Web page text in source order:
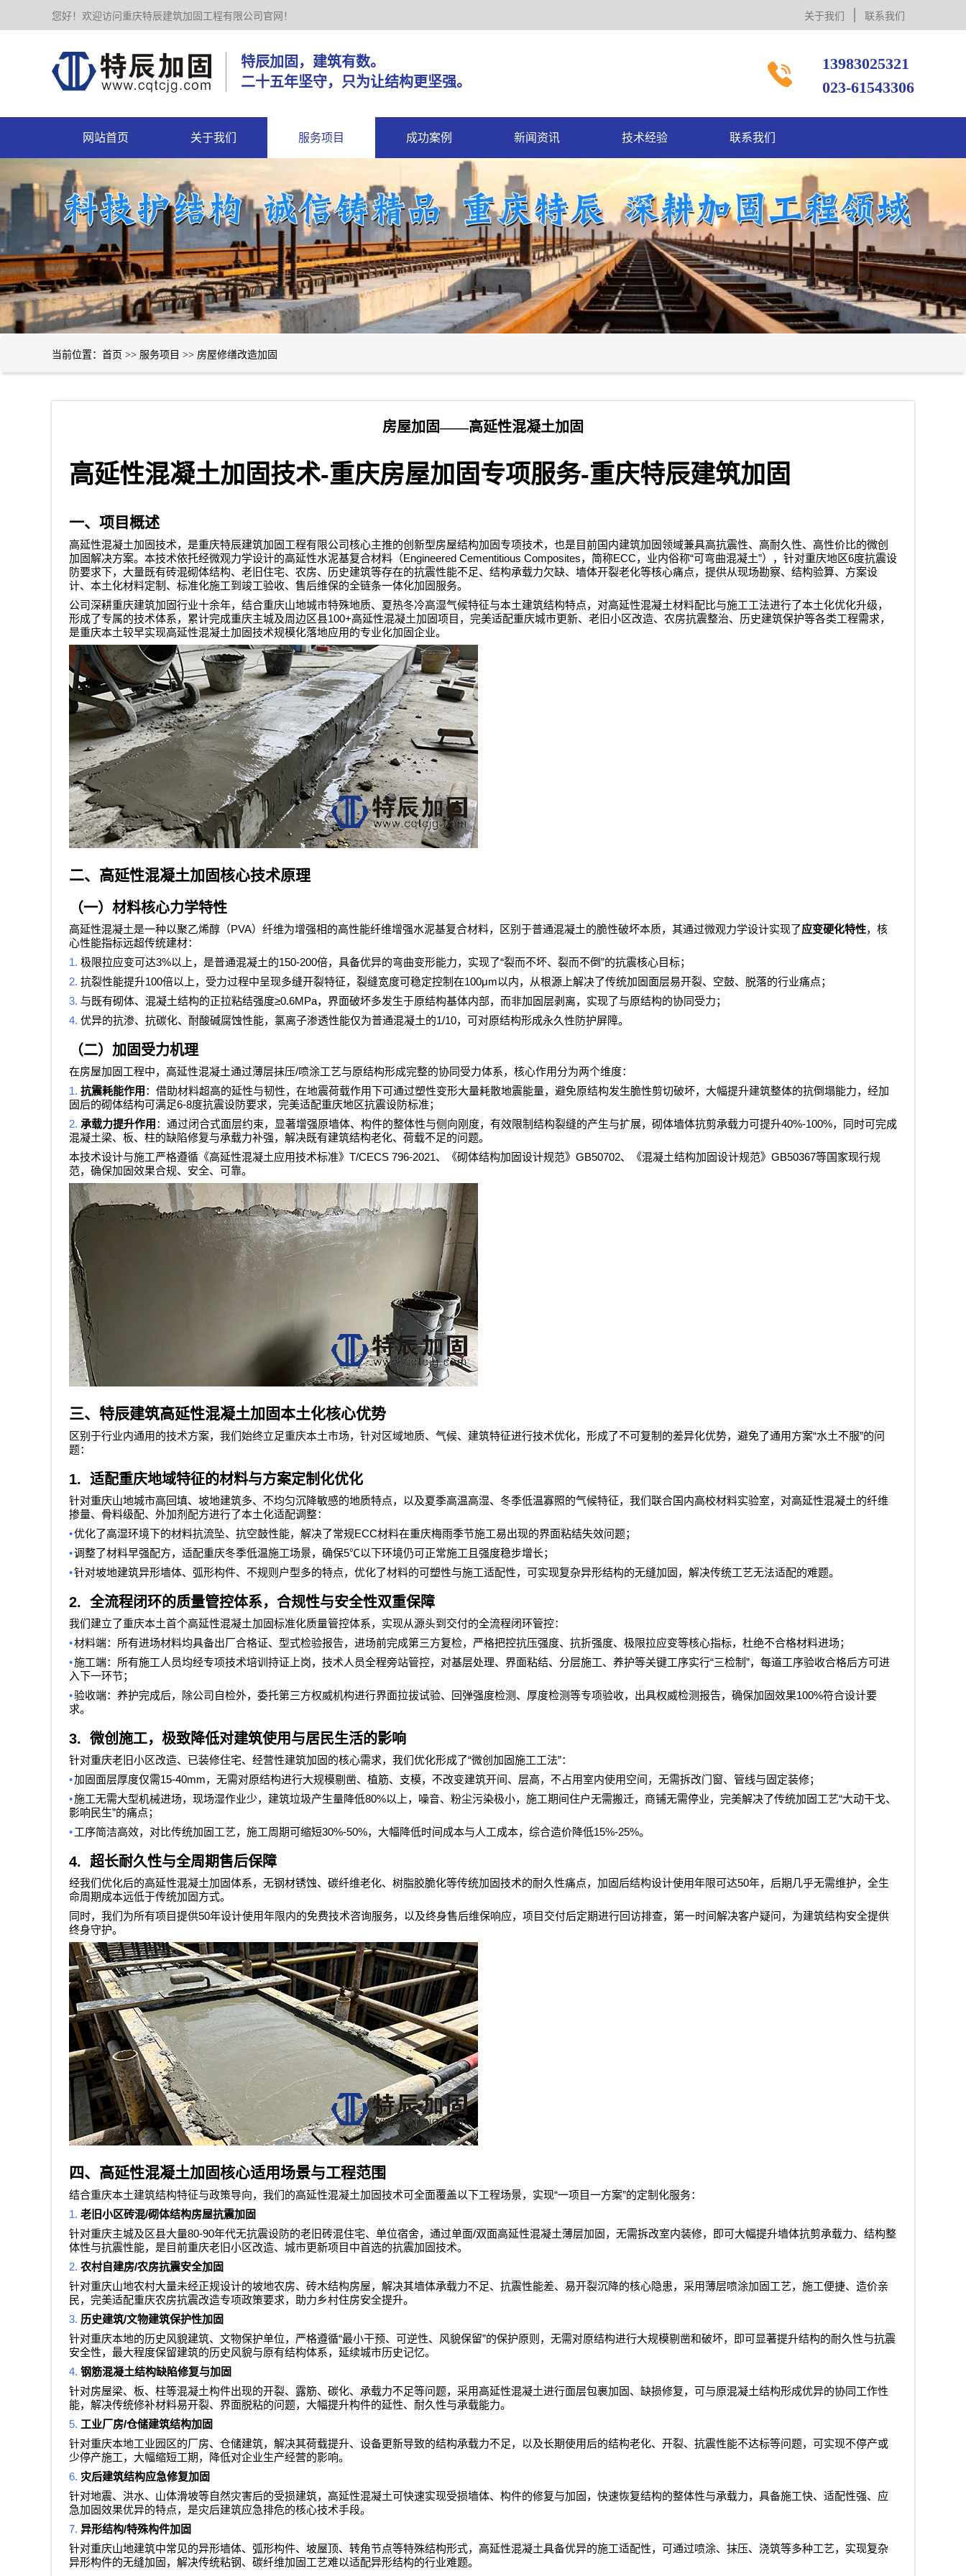
您好！欢迎访问重庆特辰建筑加固工程有限公司官网！ 关于我们 联系我们
特辰加固，建筑有数。
二十五年坚守，只为让结构更坚强。

13983025321
023-61543306
网站首页 关于我们 服务项目 成功案例 新闻资讯 技术经验 联系我们
当前位置： 首页 >> 服务项目 >> 房屋修缮改造加固
房屋加固——高延性混凝土加固
高延性混凝土加固技术-重庆房屋加固专项服务-重庆特辰建筑加固
一、项目概述
高延性混凝土加固技术，是重庆特辰建筑加固工程有限公司 核心主推的创新型房屋结构加固专项技术，也是目前国内建筑加固领域兼具高抗震性、高耐久性、高性价比的微创
加固解决方案。本技术依托经微观力学设计的高延性水泥基复合材料（Engineered Cementitious Composites，简称ECC，业内俗称“可弯曲混凝土”），针对重庆地区6度抗震设
防要求下，大量既有砖混砌体结构、老旧住宅、农房、历史建筑等存在的抗震性能不足、结构承载力欠缺、墙体开裂老化等核心痛点，提供从现场勘察、结构验算、方案设
计、本土化材料定制、标准化施工到竣工验收、售后维保的全链条一体化加固服务。
公司深耕重庆建筑加固行业十余年，结合重庆山地城市特殊地质、夏热冬冷高湿气候特征与本土建筑结构特点，对高延性混凝土材料配比与施工工法进行了本土化优化升级，
形成了专属的技术体系，累计完成重庆主城及周边区县100+高延性混凝土加固项目，完美适配重庆城市更新、老旧小区改造、农房抗震整治、历史建筑保护等各类工程需求，
是重庆本土较早实现高延性混凝土加固技术规模化落地应用的专业化加固企业。
二、高延性混凝土加固核心技术原理
（一）材料核心力学特性
高延性混凝土是一种以聚乙烯醇（PVA）纤维为增强相的高性能纤维增强水泥基复合材料，区别于普通混凝土的脆性破坏本质，其通过微观力学设计实现了应变硬化特性，核
心性能指标远超传统建材：
1. 极限拉应变可达3%以上，是普通混凝土的150-200倍，具备优异的弯曲变形能力，实现了“裂而不坏、裂而不倒”的抗震核心目标；
2. 抗裂性能提升100倍以上，受力过程中呈现多缝开裂特征，裂缝宽度可稳定控制在100μm以内，从根源上解决了传统加固面层易开裂、空鼓、脱落的行业痛点；
3. 与既有砌体、混凝土结构的正拉粘结强度≥0.6MPa，界面破坏多发生于原结构基体内部，而非加固层剥离，实现了与原结构的协同受力；
4. 优异的抗渗、抗碳化、耐酸碱腐蚀性能，氯离子渗透性能仅为普通混凝土的1/10，可对原结构形成永久性防护屏障。
（二）加固受力机理
在房屋加固工程中，高延性混凝土通过薄层抹压/喷涂工艺与原结构形成完整的协同受力体系，核心作用分为两个维度：
1. 抗震耗能作用 ：借助材料超高的延性与韧性，在地震荷载作用下可通过塑性变形大量耗散地震能量，避免原结构发生脆性剪切破坏，大幅提升建筑整体的抗倒塌能力，经加
固后的砌体结构可满足6-8度抗震设防要求，完美适配重庆地区抗震设防标准；
2. 承载力提升作用 ：通过闭合式面层约束，显著增强原墙体、构件的整体性与侧向刚度，有效限制结构裂缝的产生与扩展，砌体墙体抗剪承载力可提升40%-100%，同时可完成
混凝土梁、板、柱的缺陷修复与承载力补强，解决既有建筑结构老化、荷载不足的问题。
本技术设计与施工严格遵循《高延性混凝土应用技术标准》 T/CECS 796-2021、《砌体结构加固设计规范》 GB50702、《混凝土结构加固设计规范》 GB50367等国家现行规
范，确保加固效果合规、安全、可靠。
三、特辰建筑高延性混凝土加固本土化核心优势
区别于行业内通用的技术方案，我们始终立足重庆本土市场，针对区域地质、气候、建筑特征进行技术优化，形成了不可复制的差异化优势，避免了通用方案“水土不服”的问
题：
1. 适配重庆地域特征的材料与方案定制化优化
针对重庆山地城市高回填、坡地建筑多、不均匀沉降敏感的地质特点，以及夏季高温高湿、冬季低温寡照的气候特征，我们联合国内高校材料实验室，对高延性混凝土的纤维
掺量、骨料级配、外加剂配方进行了本土化适配调整：
•优化了高湿环境下的材料抗流坠、抗空鼓性能，解决了常规ECC材料在重庆梅雨季节施工易出现的界面粘结失效问题；
•调整了材料早强配方，适配重庆冬季低温施工场景，确保5℃以下环境仍可正常施工且强度稳步增长；
•针对坡地建筑异形墙体、弧形构件、不规则户型多的特点，优化了材料的可塑性与施工适配性，可实现复杂异形结构的无缝加固，解决传统工艺无法适配的难题。
2. 全流程闭环的质量管控体系，合规性与安全性双重保障
我们建立了重庆本土首个高延性混凝土加固标准化质量管控体系，实现从源头到交付的全流程闭环管控：
•材料端：所有进场材料均具备出厂合格证、型式检验报告，进场前完成第三方复检，严格把控抗压强度、抗折强度、极限拉应变等核心指标，杜绝不合格材料进场；
•施工端：所有施工人员均经专项技术培训持证上岗，技术人员全程旁站管控，对基层处理、界面粘结、分层施工、养护等关键工序实行“三检制”，每道工序验收合格后方可进
入下一环节；
•验收端：养护完成后，除公司自检外，委托第三方权威机构进行界面拉拔试验、回弹强度检测、厚度检测等专项验收，出具权威检测报告，确保加固效果100%符合设计要
求。
3. 微创施工，极致降低对建筑使用与居民生活的影响
针对重庆老旧小区改造、已装修住宅、经营性建筑加固的核心需求，我们优化形成了“微创加固施工工法”：
•加固面层厚度仅需15-40mm，无需对原结构进行大规模剔凿、植筋、支模，不改变建筑开间、层高，不占用室内使用空间，无需拆改门窗、管线与固定装修；
•施工无需大型机械进场，现场湿作业少，建筑垃圾产生量降低80%以上，噪音、粉尘污染极小，施工期间住户无需搬迁，商铺无需停业，完美解决了传统加固工艺“大动干戈、
影响民生”的痛点；
•工序简洁高效，对比传统加固工艺，施工周期可缩短30%-50%，大幅降低时间成本与人工成本，综合造价降低15%-25%。
4. 超长耐久性与全周期售后保障
经我们优化后的高延性混凝土加固体系，无钢材锈蚀、碳纤维老化、树脂胶脆化等传统加固技术的耐久性痛点，加固后结构设计使用年限可达50年，后期几乎无需维护，全生
命周期成本远低于传统加固方式。
同时，我们为所有项目提供50年设计使用年限内的免费技术咨询服务，以及终身售后维保响应，项目交付后定期进行回访排查，第一时间解决客户疑问，为建筑结构安全提供
终身守护。
四、高延性混凝土加固核心适用场景与工程范围
结合重庆本土建筑结构特征与政策导向，我们的高延性混凝土加固技术可全面覆盖以下工程场景，实现“一项目一方案”的定制化服务：
1. 老旧小区砖混/砌体结构房屋抗震加固
针对重庆主城及区县大量80-90年代无抗震设防的老旧砖混住宅、单位宿舍，通过单面/双面高延性混凝土薄层加固，无需拆改室内装修，即可大幅提升墙体抗剪承载力、结构整
体性与抗震性能，是目前重庆老旧小区改造、城市更新项目中首选的抗震加固技术。
2. 农村自建房/农房抗震安全加固
针对重庆山地农村大量未经正规设计的坡地农房、砖木结构房屋，解决其墙体承载力不足、抗震性能差、易开裂沉降的核心隐患，采用薄层喷涂加固工艺，施工便捷、造价亲
民，完美适配重庆农房抗震改造专项政策要求，助力乡村住房安全提升。
3. 历史建筑/文物建筑保护性加固
针对重庆本地的历史风貌建筑、文物保护单位，严格遵循“最小干预、可逆性、风貌保留”的保护原则，无需对原结构进行大规模剔凿和破坏，即可显著提升结构的耐久性与抗震
安全性，最大程度保留建筑的历史风貌与原有结构体系，延续城市历史记忆。
4. 钢筋混凝土结构缺陷修复与加固
针对房屋梁、板、柱等混凝土构件出现的开裂、露筋、碳化、承载力不足等问题，采用高延性混凝土进行面层包裹加固、缺损修复，可与原混凝土结构形成优异的协同工作性
能，解决传统修补材料易开裂、界面脱粘的问题，大幅提升构件的延性、耐久性与承载能力。
5. 工业厂房/仓储建筑结构加固
针对重庆本地工业园区的厂房、仓储建筑，解决其荷载提升、设备更新导致的结构承载力不足，以及长期使用后的结构老化、开裂、抗震性能不达标等问题，可实现不停产或
少停产施工，大幅缩短工期，降低对企业生产经营的影响。
6. 灾后建筑结构应急修复加固
针对地震、洪水、山体滑坡等自然灾害后的受损建筑，高延性混凝土可快速实现受损墙体、构件的修复与加固，快速恢复结构的整体性与承载力，具备施工快、适配性强、应
急加固效果优异的特点，是灾后建筑应急排危的核心技术手段。
7. 异形结构/特殊构件加固
针对重庆山地建筑中常见的异形墙体、弧形构件、坡屋顶、转角节点等特殊结构形式，高延性混凝土具备优异的施工适配性，可通过喷涂、抹压、浇筑等多种工艺，实现复杂
异形构件的无缝加固，解决传统粘钢、碳纤维加固工艺难以适配异形结构的行业难题。